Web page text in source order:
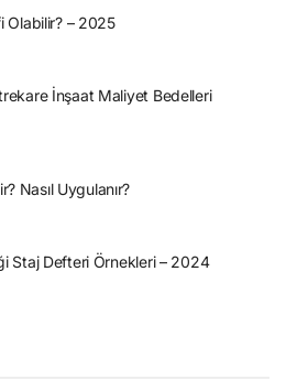
Olabilir? – 2025
İnşaat Maliyet Bedelleri
Nasıl Uygulanır?
Staj Defteri Örnekleri – 2024